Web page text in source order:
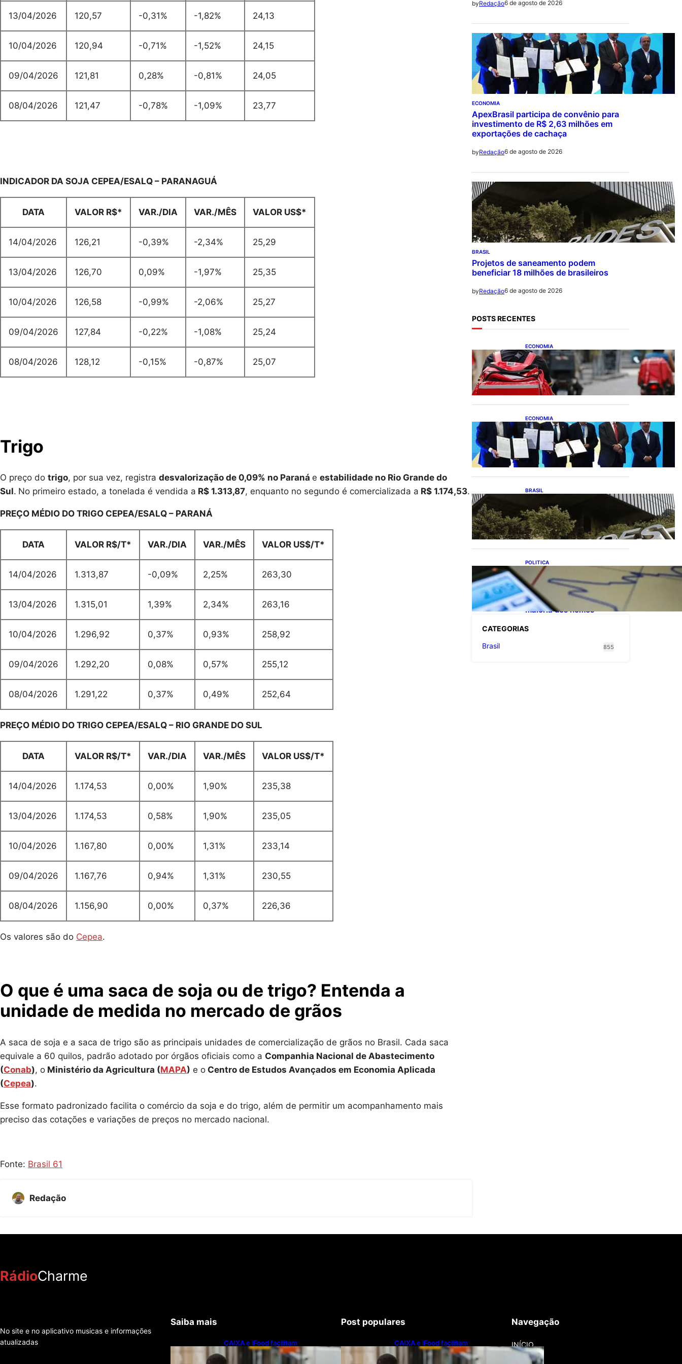
13/04/2026 120,57 -0,31% -1,82% 24,13
10/04/2026 120,94 -0,71% -1,52% 24,15
09/04/2026 121,81 0,28% -0,81% 24,05
08/04/2026 121,47 -0,78% -1,09% 23,77
INDICADOR DA SOJA CEPEA/ESALQ – PARANAGUÁ
DATA VALOR R$* VAR./DIA VAR./MÊS VALOR US$*
14/04/2026 126,21 -0,39% -2,34% 25,29
13/04/2026 126,70 0,09% -1,97% 25,35
10/04/2026 126,58 -0,99% -2,06% 25,27
09/04/2026 127,84 -0,22% -1,08% 25,24
08/04/2026 128,12 -0,15% -0,87% 25,07
Trigo
O preço do trigo, por sua vez, registra desvalorização de 0,09% no Paraná e estabilidade no Rio Grande do
Sul. No primeiro estado, a tonelada é vendida a R$ 1.313,87, enquanto no segundo é comercializada a R$ 1.174,53.
PREÇO MÉDIO DO TRIGO CEPEA/ESALQ – PARANÁ
DATA VALOR R$/T* VAR./DIA VAR./MÊS VALOR US$/T*
14/04/2026 1.313,87 -0,09% 2,25% 263,30
13/04/2026 1.315,01 1,39% 2,34% 263,16
10/04/2026 1.296,92 0,37% 0,93% 258,92
09/04/2026 1.292,20 0,08% 0,57% 255,12
08/04/2026 1.291,22 0,37% 0,49% 252,64
PREÇO MÉDIO DO TRIGO CEPEA/ESALQ – RIO GRANDE DO SUL
DATA VALOR R$/T* VAR./DIA VAR./MÊS VALOR US$/T*
14/04/2026 1.174,53 0,00% 1,90% 235,38
13/04/2026 1.174,53 0,58% 1,90% 235,05
10/04/2026 1.167,80 0,00% 1,31% 233,14
09/04/2026 1.167,76 0,94% 1,31% 230,55
08/04/2026 1.156,90 0,00% 0,37% 226,36
Os valores são do Cepea.
O que é uma saca de soja ou de trigo? Entenda a
unidade de medida no mercado de grãos
A saca de soja e a saca de trigo são as principais unidades de comercialização de grãos no Brasil. Cada saca
equivale a 60 quilos, padrão adotado por órgãos oficiais como a Companhia Nacional de Abastecimento
(Conab), o Ministério da Agricultura (MAPA) e o Centro de Estudos Avançados em Economia Aplicada
(Cepea).
Esse formato padronizado facilita o comércio da soja e do trigo, além de permitir um acompanhamento mais
preciso das cotações e variações de preços no mercado nacional.
Fonte: Brasil 61
Redação
byRedação6 de agosto de 2026
ECONOMIA
ApexBrasil participa de convênio para
investimento de R$ 2,63 milhões em
exportações de cachaça
byRedação6 de agosto de 2026
BRASIL
Projetos de saneamento podem
beneficiar 18 milhões de brasileiros
byRedação6 de agosto de 2026
POSTS RECENTES
ECONOMIA
CAIXA e iFood facilitam
financiamento de motos e
bicicletas elétricas para
entregadores
ECONOMIA
ApexBrasil participa de
convênio para investimento
de R$ 2,63 milhões em
exportações de cachaça
BRASIL
Projetos de saneamento
podem beneficiar 18
milhões de brasileiros
POLITICA
TCU lista mais de 6 mil
responsáveis com contas
irregulares; Nordeste e
Sudeste concentram
maioria dos nomes
CATEGORIAS
Brasil
855
RádioCharme
No site e no aplicativo musicas e informações
atualizadas
Saiba mais
CAIXA e iFood facilitam
financiamento de motos e bicicletas
elétricas para entregadores
Post populares
CAIXA e iFood facilitam
financiamento de motos e bicicletas
elétricas para entregadores
Navegação
INÍCIO